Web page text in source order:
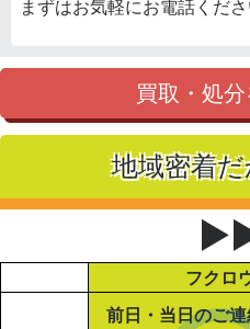
まずはお気軽にお電話くださ
買取・処
地域密着だ
フクロ
前日・当日のご